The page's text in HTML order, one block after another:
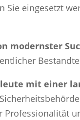
Sie eingesetzt
modernster
mit einer